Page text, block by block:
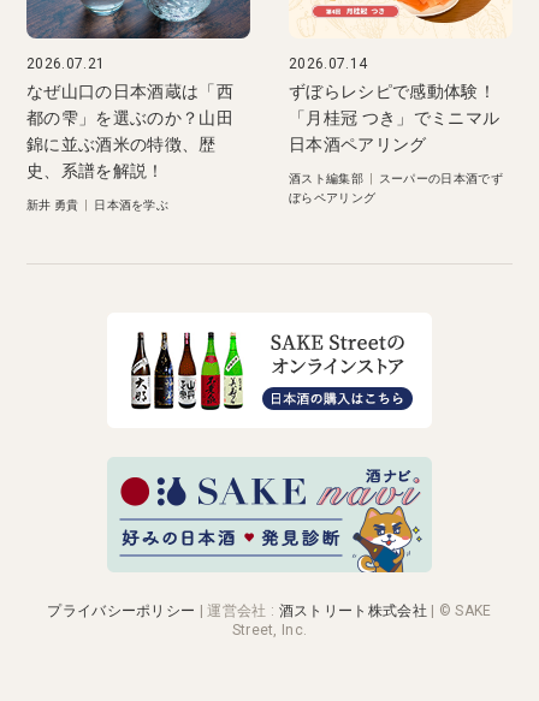
2026.07.21
なぜ山口の日本酒蔵は「西
都の雫」を選ぶのか？山田
錦に並ぶ酒米の特徴、歴
史、系譜を解説！
新井 勇貴 日本酒を学ぶ
2026.07.14
ずぼらレシピで感動体験！
「月桂冠 つき」でミニマル
日本酒ペアリング
酒スト編集部
スーパーの日本酒でず
ぼらペアリング
プライバシーポリシー |運営会社 : 酒ストリート株式会社 | © SAKE
Street, Inc.